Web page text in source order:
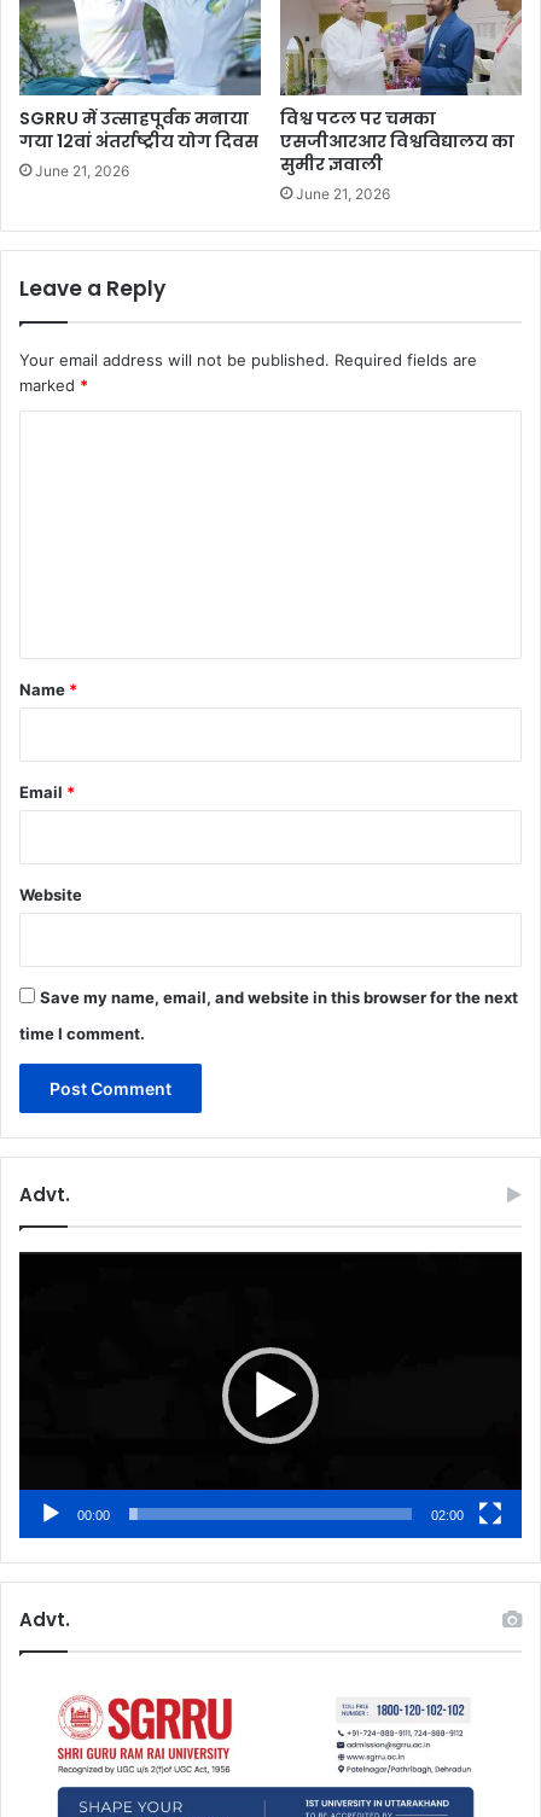
SGRRU में उत्साहपूर्वक मनाया
गया 12वां अंतर्राष्ट्रीय योग दिवस
June 21, 2026
विश्व पटल पर चमका
एसजीआरआर विश्वविद्यालय का
सुमीर ज्ञवाली
June 21, 2026
Leave a Reply
Your email address will not be published. Required fields are
marked *
*
Name *
Email *
Website
Save my name, email, and website in this browser for the next
time I comment.
Advt.
00:00 02:00
Advt.